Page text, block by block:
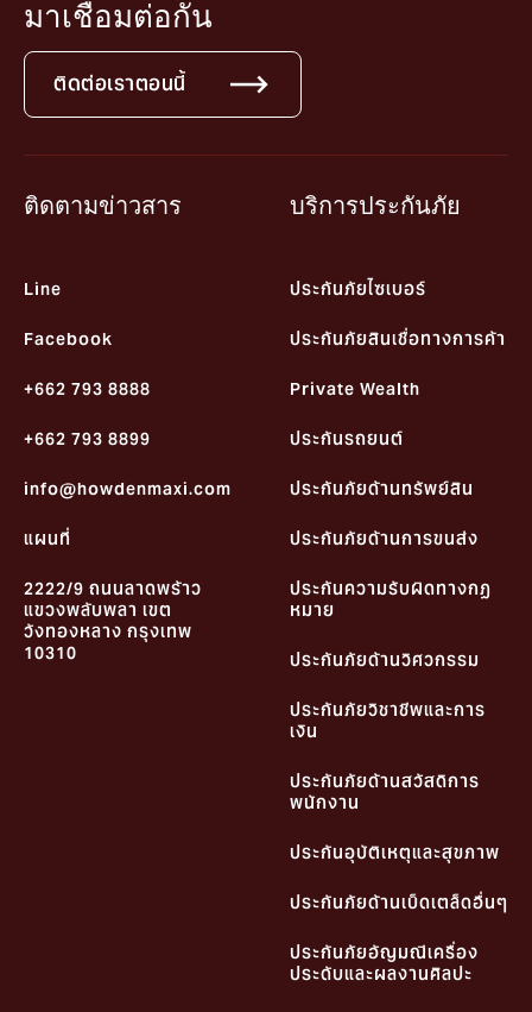
มาเชื่อมต่อกัน
ติดต่อเราตอนนี้
ติดตามข่าวสาร
Line
Facebook
+662 793 8888
+662 793 8899
info@howdenmaxi.com
แผนที่
2222/9 ถนนลาดพร้าว
แขวงพลับพลา เขต
วังทองหลาง กรุงเทพ
10310
บริการประกันภัย
ประกันภัยไซเบอร์
ประกันภัยสินเชื่อทางการค้า
Private Wealth
ประกันรถยนต์
ประกันภัยด้านทรัพย์สิน
ประกันภัยด้านการขนส่ง
ประกันความรับผิดทางกฏ
หมาย
ประกันภัยด้านวิศวกรรม
ประกันภัยวิชาชีพและการ
เงิน
ประกันภัยด้านสวัสดิการ
พนักงาน
ประกันอุบัติเหตุและสุขภาพ
ประกันภัยด้านเบ็ดเตล็ดอื่นๆ
ประกันภัยอัญมณีเครื่อง
ประดับและผลงานศิลปะ